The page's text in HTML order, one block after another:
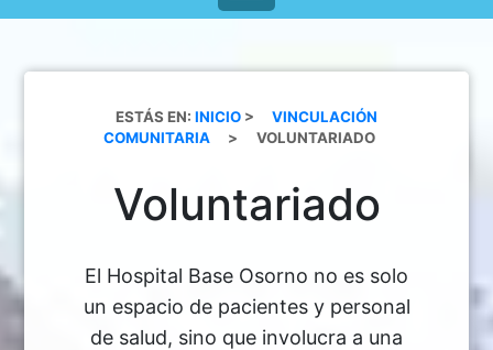
ESTÁS EN: INICIO >
VINCULACIÓN
COMUNITARIA
> VOLUNTARIADO
Voluntariado
El Hospital Base Osorno no es solo
un espacio de pacientes y personal
de salud, sino que involucra a una